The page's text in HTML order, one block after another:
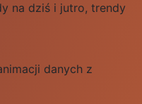
na dziś i jutro, trendy
danych z